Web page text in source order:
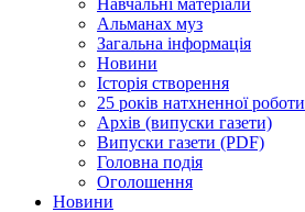
Альманах муз
Загальна інформація
Новини
Історія створення
25 років натхненної роботи
Архів (випуски газети)
Випуски газети (PDF)
Головна подія
Оголошення
Новини